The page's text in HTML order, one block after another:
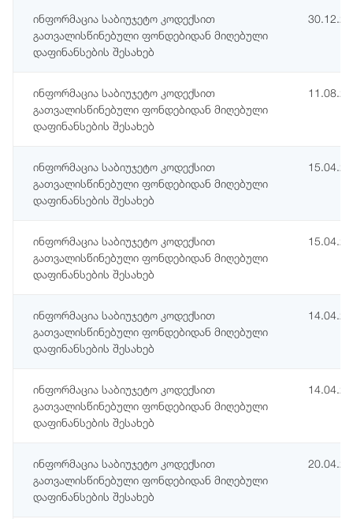
ინფორმაცია საბიუჯეტო კოდექსით
გათვალისწინებული ფონდებიდან მიღებული
დაფინანსების შესახებ
ინფორმაცია საბიუჯეტო კოდექსით
გათვალისწინებული ფონდებიდან მიღებული
დაფინანსების შესახებ
ინფორმაცია საბიუჯეტო კოდექსით
გათვალისწინებული ფონდებიდან მიღებული
დაფინანსების შესახებ
ინფორმაცია საბიუჯეტო კოდექსით
გათვალისწინებული ფონდებიდან მიღებული
დაფინანსების შესახებ
ინფორმაცია საბიუჯეტო კოდექსით
გათვალისწინებული ფონდებიდან მიღებული
დაფინანსების შესახებ
ინფორმაცია საბიუჯეტო კოდექსით
გათვალისწინებული ფონდებიდან მიღებული
დაფინანსების შესახებ
ინფორმაცია საბიუჯეტო კოდექსით
გათვალისწინებული ფონდებიდან მიღებული
დაფინანსების შესახებ